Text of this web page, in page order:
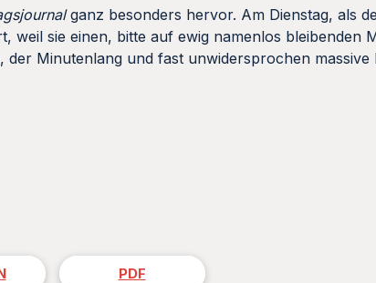
ganz besonders hervor. Am Dienstag, als
sie einen, bitte auf ewig namenlos bleibenden
Minutenlang und fast unwidersprochen massive
PDF